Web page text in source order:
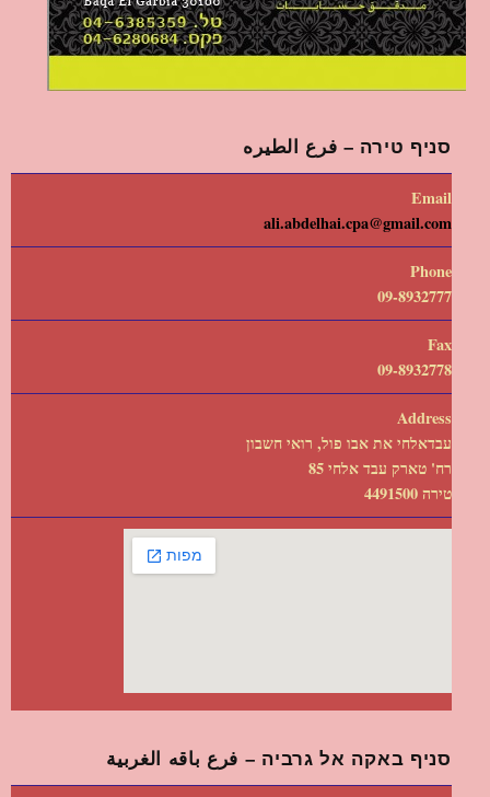
סניף טירה – فرع الطيره
Email
ali.abdelhai.cpa@gmail.com
Phone
09-8932777
Fax
09-8932778
Address
עבדאלחי את אבו פול, רואי חשבון
רח' טארק עבד אלחי 85
טירה 4491500
סניף באקה אל גרביה – فرع باقه الغربية